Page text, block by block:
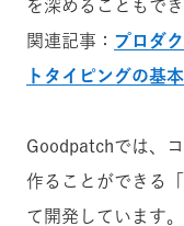
を深めることもでき
関連記事： プロダ
トタイピングの基
Goodpatchでは、
作ることができる「
て開発しています